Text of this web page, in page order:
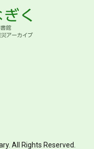
All Rights Reserved.